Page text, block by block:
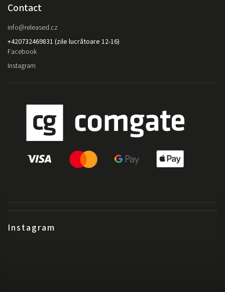
Instagram
Contact
info@released.cz
+420732469831 (zile lucrătoare 12-16)
Facebook
Instagram